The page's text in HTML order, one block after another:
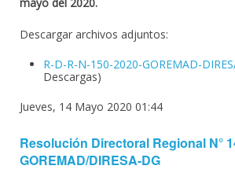
Descargar archivos adjuntos:
R-D-R-N-150-2020-GOREMAD-
Descargas)
Jueves, 14 Mayo 2020 01:44
Resolución Directoral Regional N°
GOREMAD/DIRESA-DG